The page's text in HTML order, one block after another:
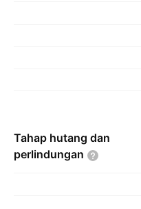
Tahap hutang dan
perlindungan